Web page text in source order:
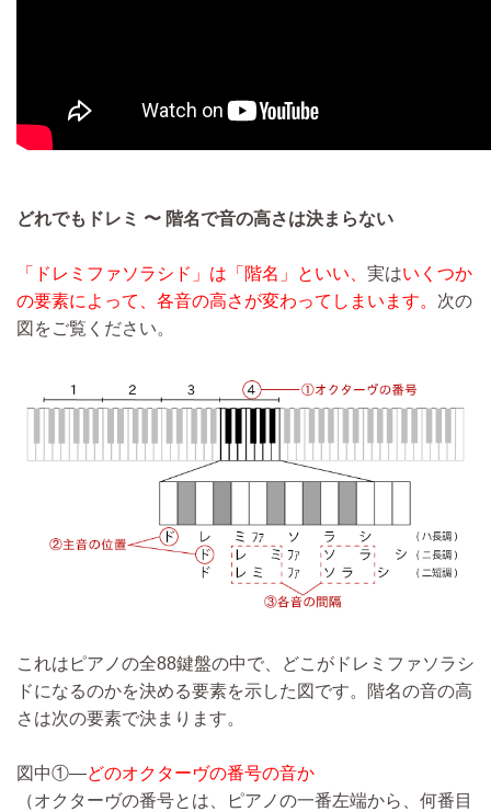
どれでもドレミ 〜 階名で音の高さは決まらない
「ドレミファソラシド」は「階名」といい、 実はいくつか
の要素によって、各音の高さが変わってしまいます。 次の
図をご覧ください。
これはピアノの全88鍵盤の中で、どこがドレミファソラシ
ドになるのかを決める要素を示した図です。階名の音の高
さは次の要素で決まります。
図中①―どのオクターヴの番号の音か
（オクターヴの番号とは、ピアノの一番左端から、何番目